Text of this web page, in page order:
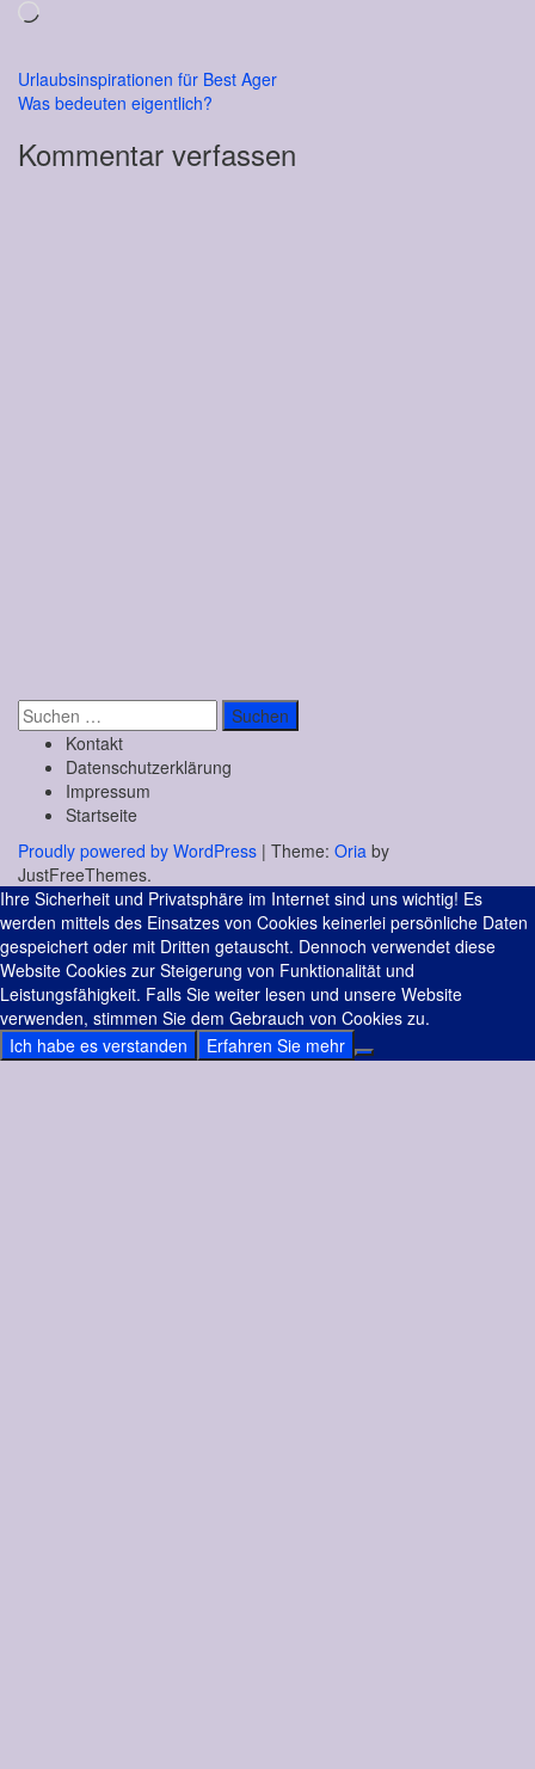
Wird
Beitragsnavigation
Urlaubsinspirationen für Best Ager
Was bedeuten eigentlich?
Kommentar verfassen
Suchen
nach: Kontakt
Datenschutzerklärung
Impressum
Startseite
Proudly powered by WordPress | Theme: Oria by
JustFreeThemes.
Ihre Sicherheit und Privatsphäre im Internet sind uns wichtig! Es
werden mittels des Einsatzes von Cookies keinerlei persönliche Daten
gespeichert oder mit Dritten getauscht. Dennoch verwendet diese
Website Cookies zur Steigerung von Funktionalität und
Leistungsfähigkeit. Falls Sie weiter lesen und unsere Website
verwenden, stimmen Sie dem Gebrauch von Cookies zu.
Ich habe es verstanden
Erfahren Sie mehr